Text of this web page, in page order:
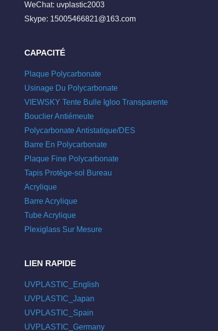
WeChat: uvplastic2003
Skype: 15005466821@163.com
CAPACITÉ
Plaque Polycarbonate
Usinage Du Polycarbonate
VIEWSKY Tente Bulle Igloo Transparente
Bouclier Antiémeute
Polycarbonate Antistatique/DES
Barre En Polycarbonate
Plaque Fine Polycarbonate
Tapis Protège-sol Bureau
Acrylique
Barre Acrylique
Tube Acrylique
Plexiglass Sur Mesure
LIEN RAPIDE
UVPLASTIC_English
UVPLASTIC_Japan
UVPLASTIC_Spain
UVPLASTIC_Germany